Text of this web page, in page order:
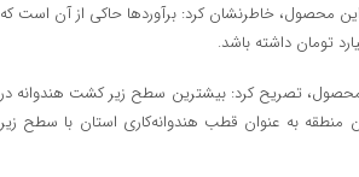
محصول، خاطرنشان کرد: برآوردها حاکی از آن است که
محصول، تصریح کرد: بیشترین سطح زیر کشت هندوانه در
منطقه به عنوان قطب هندوانه‌کاری استان با سطح زیر